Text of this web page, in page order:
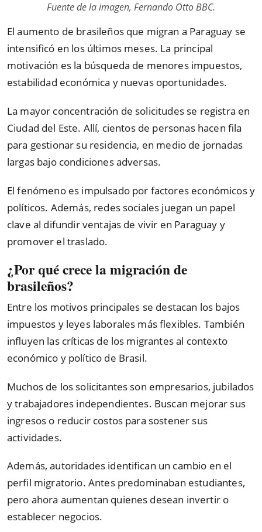
Fuente de la imagen, Fernando Otto BBC.
El aumento de brasileños que migran a Paraguay se
intensificó en los últimos meses. La principal
motivación es la búsqueda de menores impuestos,
estabilidad económica y nuevas oportunidades.
La mayor concentración de solicitudes se registra en
Ciudad del Este. Allí, cientos de personas hacen fila
para gestionar su residencia, en medio de jornadas
largas bajo condiciones adversas.
El fenómeno es impulsado por factores económicos y
políticos. Además, redes sociales juegan un papel
clave al difundir ventajas de vivir en Paraguay y
promover el traslado.
¿Por qué crece la migración de
brasileños?
Entre los motivos principales se destacan los bajos
impuestos y leyes laborales más flexibles. También
influyen las críticas de los migrantes al contexto
económico y político de Brasil.
Muchos de los solicitantes son empresarios, jubilados
y trabajadores independientes. Buscan mejorar sus
ingresos o reducir costos para sostener sus
actividades.
Además, autoridades identifican un cambio en el
perfil migratorio. Antes predominaban estudiantes,
pero ahora aumentan quienes desean invertir o
establecer negocios.